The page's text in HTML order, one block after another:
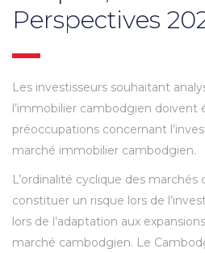
Perspectives
Les investisseurs souhaitant
l’immobilier cambodgien doivent
préoccupations concernant
marché immobilier cambodgien.
L’ordinalité cyclique des
constituer un risque lors de
lors de l’adaptation aux
marché cambodgien. Le